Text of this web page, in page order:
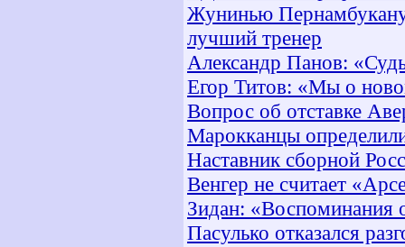
Жунинью
лучший тренер
Александр Панов:
Егор Титов: «Мы о
Вопрос об отставке
Марокканцы
Наставник сборной
Венгер не считает
Зидан: «Воспоминания
Пасулько отказался